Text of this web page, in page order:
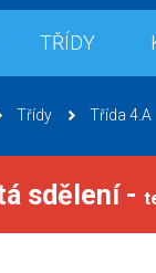
TŘÍDY
Třídy Třída 4.A
sdělení -